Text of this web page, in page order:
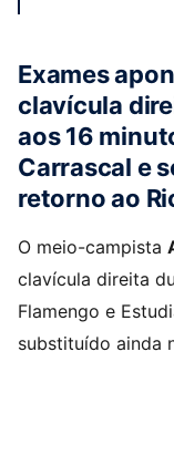
Exames
clavícula
aos 16
Carrascal e
retorno ao
O meio-campista
clavícula direita
Flamengo e
substituído ainda